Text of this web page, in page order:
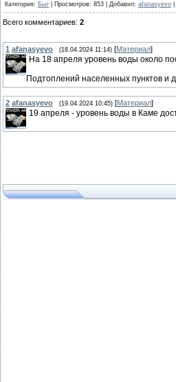
Категория: Быт Просмотров: 853 | Добавил: afanasyevo
Всего комментариев: 2
1 afanasyevo (18.04.2024 11:14) [Материал]
На 18 апреля уровень воды около
Подтоплений населенных пунктов и
2 afanasyevo (19.04.2024 10:45) [Материал]
19 апреля - уровень воды в Каме